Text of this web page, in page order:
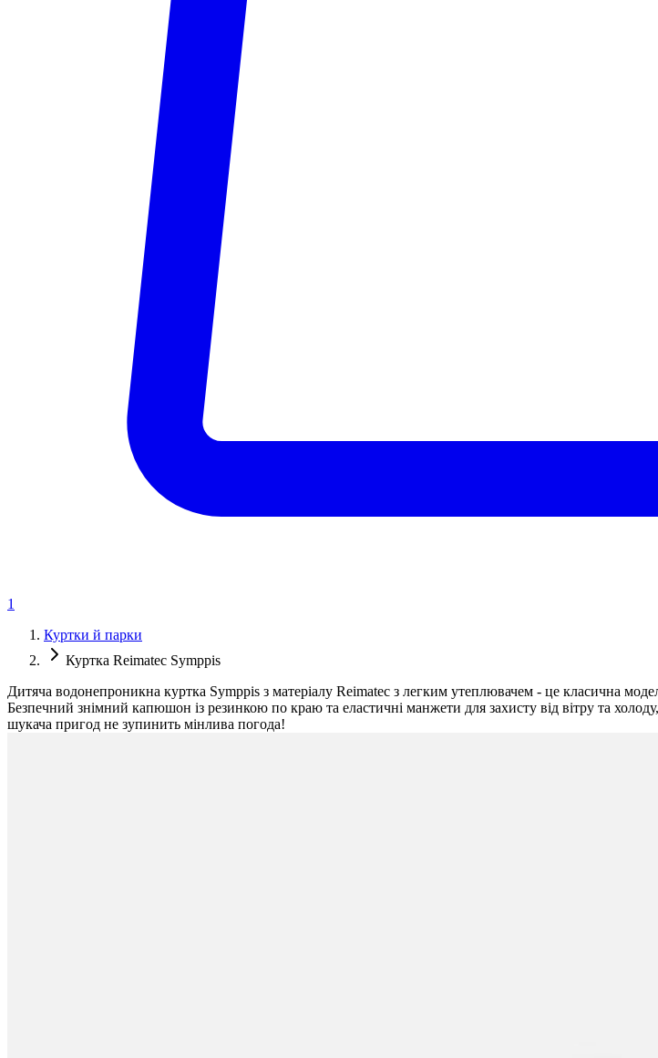
1
Куртки й парки
Куртка Reimatec Symppis
Дитяча водонепроникна куртка Symppis з матеріалу Reimatec з легким утеплювачем - це класична
Безпечний знімний капюшон із резинкою по краю та еластичні манжети для захисту від вітру та
шукача пригод не зупинить мінлива погода!